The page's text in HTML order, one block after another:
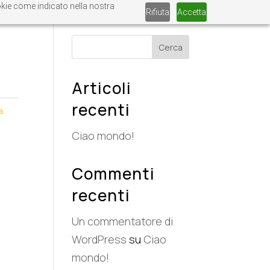
come indicato nella nostra
Rifiuta Accetta
Cerca
Articoli
recenti
Ciao mondo!
Commenti
recenti
Un commentatore di
WordPress su Ciao
mondo!